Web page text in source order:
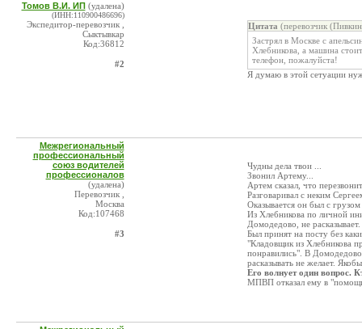
Томов В.И. ИП (удалена)
(ИНН:110900486696)
Экспедитор-перевозчик ,
Сыктывкар
Код:36812
#2
Цитата (перевозчик
Застрял в Москве с
Хлебникова, а машина
телефон, пожалуйста!
Я думаю в этой сетуации
Межрегиональный
профессиональный
союз водителей
профессионалов
(удалена)
Перевозчик ,
Москва
Код:107468
#3
Чудны дела твои ...
Звонил Артему...
Артем сказал, что
Разговаривал с неким
Оказывается он был с
Из Хлебникова по личной
Домодедово, не расказывает.
Был принят на посту без
"Кладовщик из Хлебникова
понравились". В Домодедово
расказывать не желает.
Его волнует один вопрос.
МПВП отказал ему в